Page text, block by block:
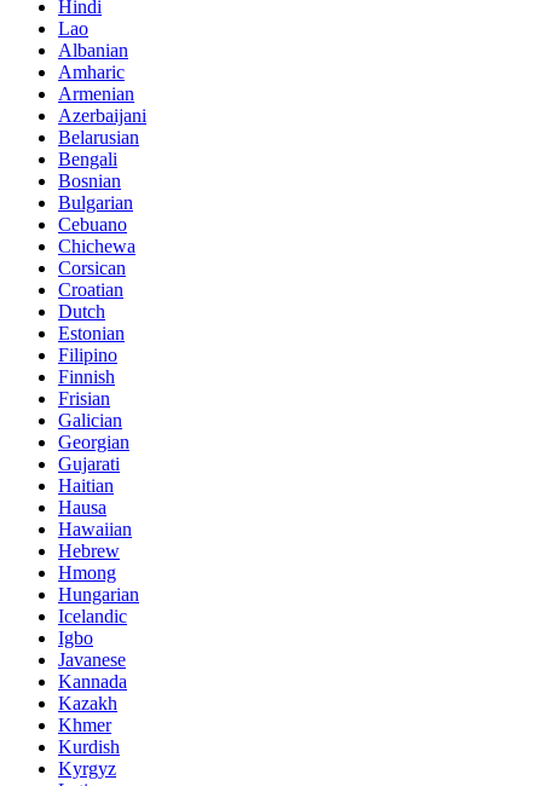
Hindi
Lao
Albanian
Amharic
Armenian
Azerbaijani
Belarusian
Bengali
Bosnian
Bulgarian
Cebuano
Chichewa
Corsican
Croatian
Dutch
Estonian
Filipino
Finnish
Frisian
Galician
Georgian
Gujarati
Haitian
Hausa
Hawaiian
Hebrew
Hmong
Hungarian
Icelandic
Igbo
Javanese
Kannada
Kazakh
Khmer
Kurdish
Kyrgyz